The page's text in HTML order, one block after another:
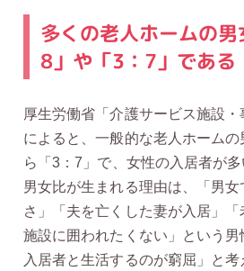
多くの老人ホームの男
8」や「3：7」である
厚生労働省「介護サービス施設・
によると、一般的な老人ホーム
ら「3：7」で、女性の入居者が多
男女比が生まれる理由は、「男
さ」「夫を亡くした妻が入居」
施設に囲われたくない」という
入居者と生活するのが窮屈」と